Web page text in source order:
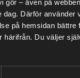
gör – även på
dag. Därför
på hemsidan
härifrån. Du väljer
fullt upp med
batterilagring